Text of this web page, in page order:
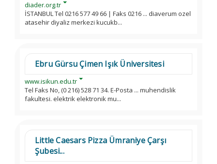
diader.org.tr
İSTANBUL Tel 0216 577 49 66 | Faks 0216 ... diaverum ozel
atasehir diyaliz merkezi kucukb...
Ebru Gürsu Çimen Işık Üniversitesi
www.isikun.edu.tr
Tel Faks No, (0 216) 528 71 34. E-Posta ... muhendislik
fakultesi. elektrik elektronik mu...
Little Caesars Pizza Ümraniye Çarşı
Şubesi...